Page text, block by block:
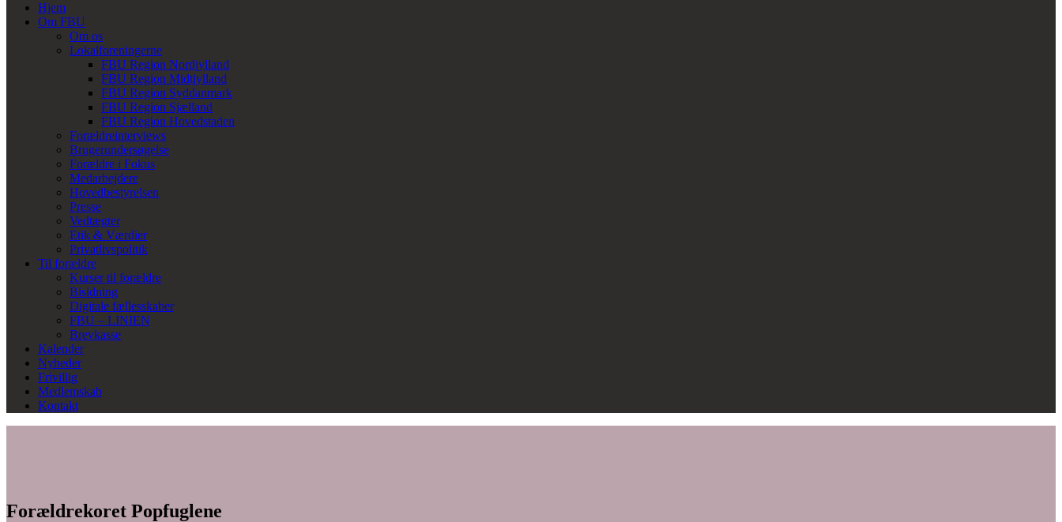
Hjem
Om FBU
Om os
Lokalforeningerne
FBU Region Nordjylland
FBU Region Midtjylland
FBU Region Syddanmark
FBU Region Sjælland
FBU Region Hovedstaden
Forældreinterviews
Brugerundersøgelse
Forældre i Fokus
Medarbejdere
Hovedbestyrelsen
Presse
Vedtægter
Etik & Værdier
Privatlivspolitik
Til forældre
Kurser til forældre
Bisidning
Digitale fællesskaber
FBU – LINIEN
Brevkasse
Kalender
Nyheder
Frivillig
Medlemskab
Kontakt
Forældrekoret Popfuglene